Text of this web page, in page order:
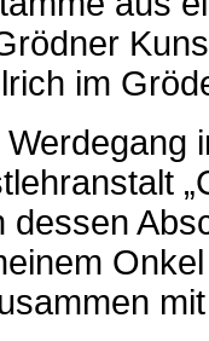
im
Werdegang
dessen